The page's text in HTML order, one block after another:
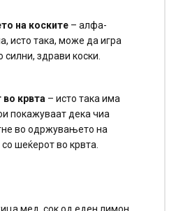
на коските – алфа-
исто така, може да игра
здрави коски.
крвта – исто така има
покажуваат дека чиа
во одржувањето на
шеќерот во крвта.